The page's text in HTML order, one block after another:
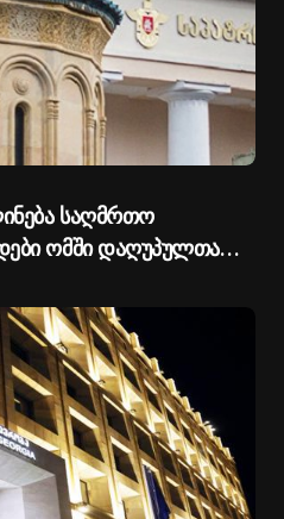
საღმრთო
ომში დაღუპულთა